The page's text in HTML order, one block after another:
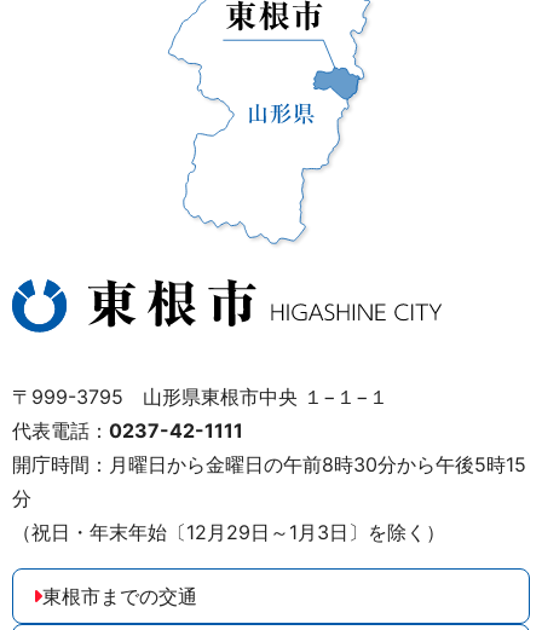
〒999-3795 山形県東根市中央 １−１−１
代表電話： 0237-42-1111
開庁時間：月曜日から金曜日の午前8時30分から午後5時15
分
（祝日・年末年始〔12月29日～1月3日〕を除く）
東根市までの交通